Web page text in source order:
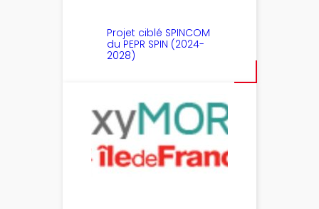
Projet ciblé SPINCOM
du PEPR SPIN (2024-
2028)